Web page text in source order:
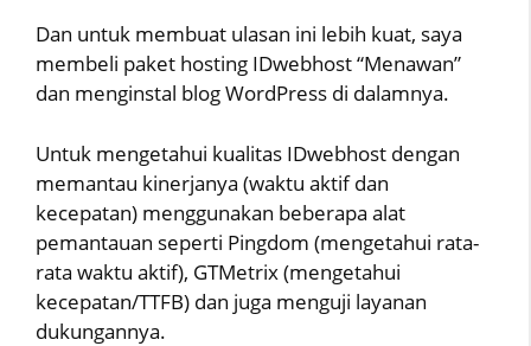
Dan untuk membuat ulasan ini lebih kuat, saya
membeli paket hosting IDwebhost “Menawan”
dan menginstal blog WordPress di dalamnya.
Untuk mengetahui kualitas IDwebhost dengan
memantau kinerjanya (waktu aktif dan
kecepatan) menggunakan beberapa alat
pemantauan seperti Pingdom (mengetahui rata-
rata waktu aktif), GTMetrix (mengetahui
kecepatan/TTFB) dan juga menguji layanan
dukungannya.